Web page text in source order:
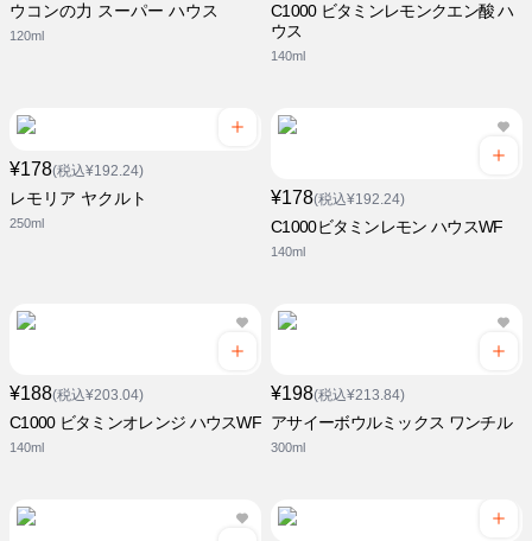
ウコンの力 スーパー ハウス
120ml
C1000 ビタミンレモンクエン酸 ハ
ウス
140ml
¥178(税込¥192.24)
レモリア ヤクルト
250ml
¥178(税込¥192.24)
C1000ビタミンレモン ハウスWF
140ml
¥188(税込¥203.04)
C1000 ビタミンオレンジ ハウスWF
140ml
¥198(税込¥213.84)
アサイーボウルミックス ワンチル
300ml